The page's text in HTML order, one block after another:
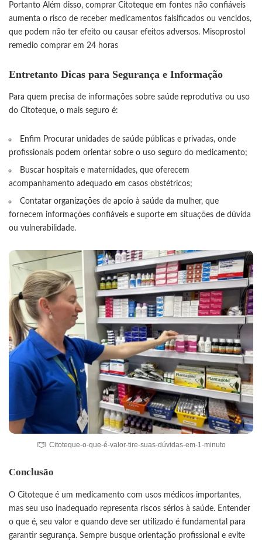
Portanto Além disso, comprar Citoteque em fontes não confiáveis
aumenta o risco de receber medicamentos falsificados ou vencidos,
que podem não ter efeito ou causar efeitos adversos. Misoprostol
remedio comprar em 24 horas
Entretanto Dicas para Segurança e Informação
Para quem precisa de informações sobre saúde reprodutiva ou uso
do Citoteque, o mais seguro é:
Enfim Procurar unidades de saúde públicas e privadas, onde
profissionais podem orientar sobre o uso seguro do medicamento;
Buscar hospitais e maternidades, que oferecem
acompanhamento adequado em casos obstétricos;
Contatar organizações de apoio à saúde da mulher, que
fornecem informações confiáveis e suporte em situações de dúvida
ou vulnerabilidade.
Citoteque-o-que-é-valor-tire-suas-dúvidas-em-1-minuto
Conclusão
O Citoteque é um medicamento com usos médicos importantes,
mas seu uso inadequado representa riscos sérios à saúde. Entender
o que é, seu valor e quando deve ser utilizado é fundamental para
garantir segurança. Sempre busque orientação profissional e evite